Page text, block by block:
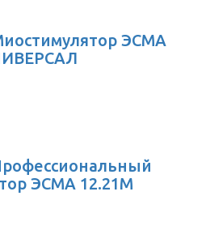
ЭСМА
ЭСМА 12.21М